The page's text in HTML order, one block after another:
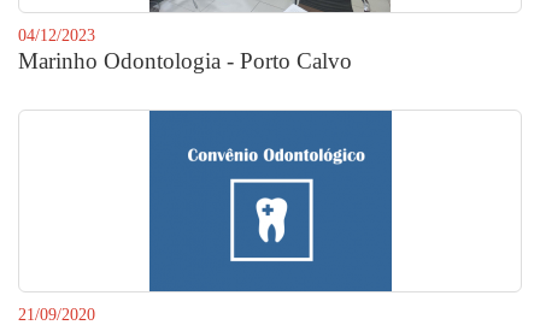
04/12/2023
Marinho Odontologia - Porto Calvo
21/09/2020